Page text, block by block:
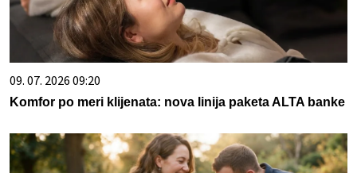
09. 07. 2026 09:20
Komfor po meri klijenata: nova linija paketa ALTA banke